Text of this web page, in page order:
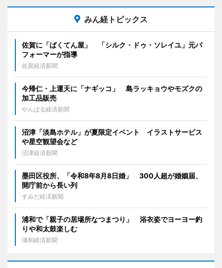
みん経トピックス
佐賀に「ばくてん屋」 「シルク・ドゥ・ソレイユ」元パ
フォーマーが指導
佐賀経済新聞
今帰仁・上運天に「ナギッコ」 島ラッキョウやモズクの
加工品販売
やんばる経済新聞
沼津「淡島ホテル」が夏限定イベント イラストサービス
や星空観望会など
沼津経済新聞
墨田区役所、「令和8年8月8日婚」 300人超が婚姻届、
開庁前から長い列
すみだ経済新聞
浦和で「親子の居場所なつまつり」 浴衣姿でヨーヨー釣
りや和太鼓楽しむ
浦和経済新聞